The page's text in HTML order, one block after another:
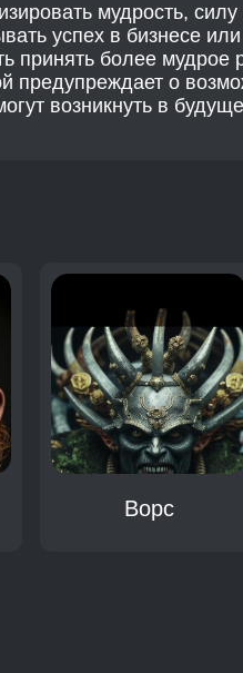
мудрость,
успех в бизнесе
принять более мудрое
предупреждает о
возникнуть в
Ворс